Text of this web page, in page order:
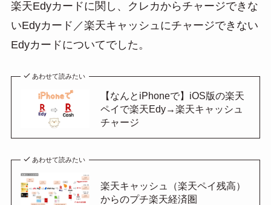
楽天Edyカードに関し、クレカからチャージできな
いEdyカード／楽天キャッシュにチャージできない
Edyカードについてでした。
あわせて読みたい
【なんとiPhoneで】iOS版の楽天
ペイで楽天Edy→楽天キャッシュ
チャージ
あわせて読みたい
楽天キャッシュ（楽天ペイ残高）
からのプチ楽天経済圏